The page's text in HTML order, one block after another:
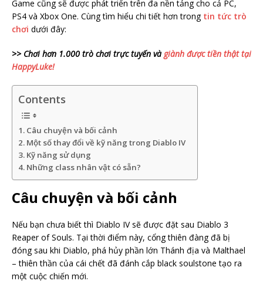
Game cũng sẽ được phát triển trên đa nền tảng cho cả PC,
PS4 và Xbox One. Cùng tìm hiểu chi tiết hơn trong tin tức trò
chơi dưới đây:
>> Chơi hơn 1.000 trò chơi trực tuyến vàgiành được tiền thật tại
HappyLuke!
Contents
Câu chuyện và bối cảnh
Một số thay đổi về kỹ năng trong Diablo IV
Kỹ năng sử dụng
Những class nhân vật có sẵn?
Câu chuyện và bối cảnh
Nếu bạn chưa biết thì Diablo IV sẽ được đặt sau Diablo 3
Reaper of Souls. Tại thời điểm này, cổng thiên đàng đã bị
đóng sau khi Diablo, phá hủy phần lớn Thánh địa và Malthael
– thiên thần của cái chết đã đánh cắp black soulstone tạo ra
một cuộc chiến mới.